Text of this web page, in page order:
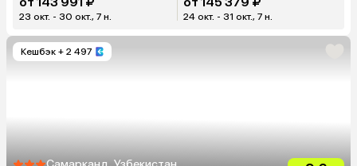
23 окт. - 30 окт., 7 н. 24 окт. - 31 окт., 7 н.
Кешбэк + 2 497